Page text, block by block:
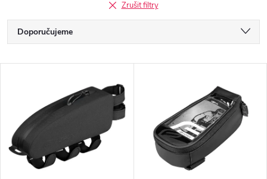
Zrušit filtry
Ř
a
e
n
Doporučujeme
Nejprodávanější
Abecedně
p